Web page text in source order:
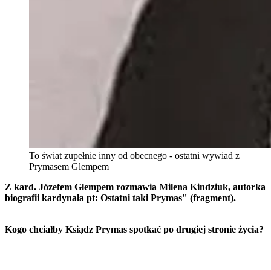
To świat zupełnie inny od obecnego - ostatni wywiad z
Prymasem Glempem
Z kard. Józefem Glempem rozmawia Milena Kindziuk, autorka
biografii kardynała pt: Ostatni taki Prymas" (fragment).
Kogo chciałby Ksiądz Prymas spotkać po drugiej stronie życia?